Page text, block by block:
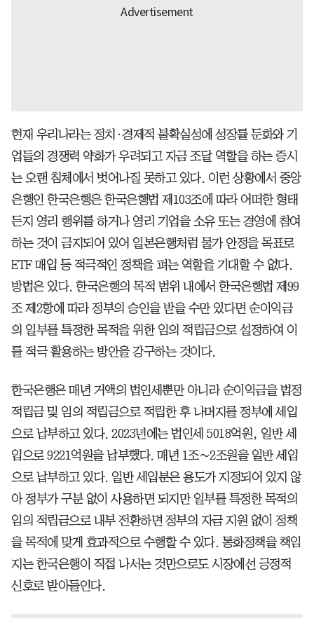
현재 우리나라는 정치·경제적 불확실성에 성장률 둔화와 기
업들의 경쟁력 약화가 우려되고 자금 조달 역할을 하는 증시
는 오랜 침체에서 벗어나질 못하고 있다. 이런 상황에서 중앙
은행인 한국은행은 한국은행법 제103조에 따라 어떠한 형태
든지 영리 행위를 하거나 영리 기업을 소유 또는 경영에 참여
하는 것이 금지되어 있어 일본은행처럼 물가 안정을 목표로
ETF 매입 등 적극적인 정책을 펴는 역할을 기대할 수 없다.
방법은 있다. 한국은행의 목적 범위 내에서 한국은행법 제99
조 제2항에 따라 정부의 승인을 받을 수만 있다면 순이익금
의 일부를 특정한 목적을 위한 임의 적립금으로 설정하여 이
를 적극 활용하는 방안을 강구하는 것이다.
한국은행은 매년 거액의 법인세뿐만 아니라 순이익금을 법정
적립금 및 임의 적립금으로 적립한 후 나머지를 정부에 세입
으로 납부하고 있다. 2023년에는 법인세 5018억원, 일반 세
입으로 9221억원을 납부했다. 매년 1조∼2조원을 일반 세입
으로 납부하고 있다. 일반 세입분은 용도가 지정되어 있지 않
아 정부가 구분 없이 사용하면 되지만 일부를 특정한 목적의
임의 적립금으로 내부 전환하면 정부의 자금 지원 없이 정책
을 목적에 맞게 효과적으로 수행할 수 있다. 통화정책을 책임
지는 한국은행이 직접 나서는 것만으로도 시장에선 긍정적
신호로 받아들인다.